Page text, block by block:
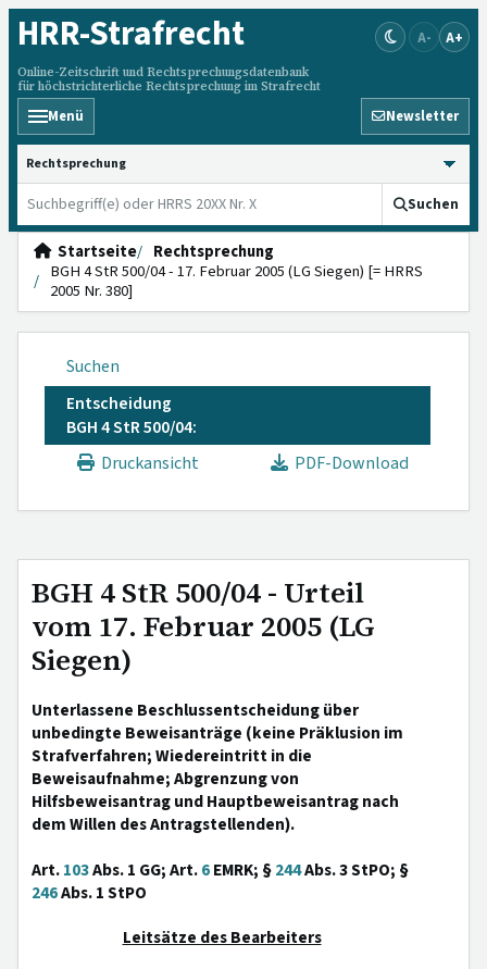
HRR-Strafrecht
Online-Zeitschrift und Rechtsprechungsdatenbank
für höchstrichterliche Rechtsprechung im Strafrecht
A- A+
Menü Newsletter
HRRS durchsuchen
Suchen
Startseite
Rechtsprechung
BGH 4 StR 500/04 - 17. Februar 2005 (LG Siegen) [= HRRS
2005 Nr. 380]
Suchen
Entscheidung
BGH 4 StR 500/04:
Druckansicht
PDF-Download
BGH 4 StR 500/04 - Urteil
vom 17. Februar 2005 (LG
Siegen)
Unterlassene Beschlussentscheidung über
unbedingte Beweisanträge (keine Präklusion im
Strafverfahren; Wiedereintritt in die
Beweisaufnahme; Abgrenzung von
Hilfsbeweisantrag und Hauptbeweisantrag nach
dem Willen des Antragstellenden).
Art.103Abs. 1 GG; Art.6EMRK; §244Abs. 3 StPO; §
246Abs. 1 StPO
Leitsätze des Bearbeiters